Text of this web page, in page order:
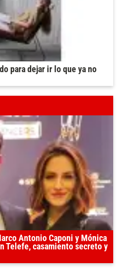
para dejar ir lo que ya no
Antonio Caponi y Mónica
Telefe, casamiento secreto y